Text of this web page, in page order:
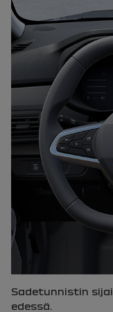
Sadetunnistin
edessä.